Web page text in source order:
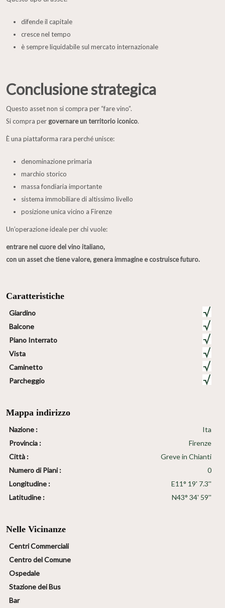
difende il capitale
cresce nel tempo
è sempre liquidabile sul mercato internazionale
Conclusione strategica
Questo asset non si compra per “fare vino”.
Si compra per governare un territorio iconico.
È una piattaforma rara perché unisce:
denominazione primaria
marchio storico
massa fondiaria importante
sistema immobiliare di altissimo livello
posizione unica vicino a Firenze
Un’operazione ideale per chi vuole:
entrare nel cuore del vino italiano,
con un asset che tiene valore, genera immagine e costruisce futuro.
Caratteristiche
Giardino
Balcone
Piano Interrato
Vista
Caminetto
Parcheggio
Mappa indirizzo
Nazione :
Ita
Provincia :
Firenze
Città :
Greve in Chianti
Numero di Piani :
0
Longitudine :
E11° 19' 7.3''
Latitudine :
N43° 34' 59''
Nelle Vicinanze
Centri Commerciali
Centro del Comune
Ospedale
Stazione dei Bus
Bar